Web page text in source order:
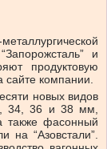
и
продуктовую
сайте компании.
новых видов
34, 36 и 38 мм,
также фасонный
на “Азовстали”.